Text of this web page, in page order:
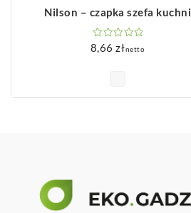
Nilson – czapka szefa kuchni
8,66złnetto